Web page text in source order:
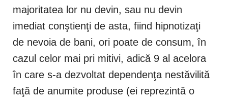
majoritatea lor nu devin, sau nu devin
imediat conştienţi de asta, fiind hipnotizaţi
de nevoia de bani, ori poate de consum, în
cazul celor mai pri mitivi, adică 9 al acelora
în care s-a dezvoltat dependenţa nestăvilită
faţă de anumite produse (ei reprezintă o